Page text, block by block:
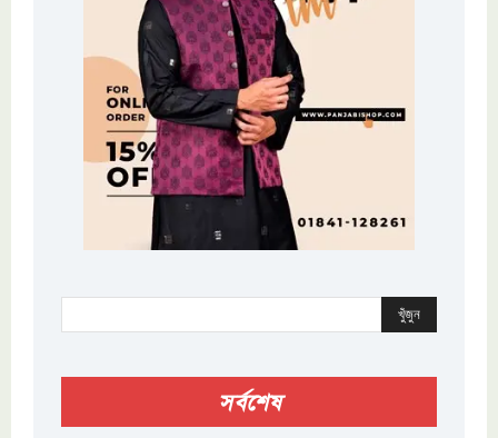
খুঁজুন
সর্বশেষ